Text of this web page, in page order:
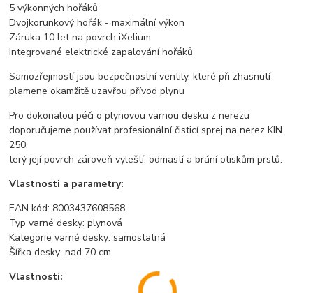
5 výkonných hořáků
Dvojkorunkový hořák - maximální výkon
Záruka 10 let na povrch iXelium
Integrované elektrické zapalování hořáků
Samozřejmostí jsou bezpečnostní ventily, které při zhasnutí
plamene okamžitě uzavřou přívod plynu
Pro dokonalou péči o plynovou varnou desku z nerezu
doporučujeme používat profesionální čisticí sprej na nerez KIN
250,
terý její povrch zároveň vyleští, odmastí a brání otiskům prstů.
Vlastnosti a parametry:
EAN kód: 8003437608568
Typ varné desky: plynová
Kategorie varné desky: samostatná
Šířka desky: nad 70 cm
Vlastnosti: